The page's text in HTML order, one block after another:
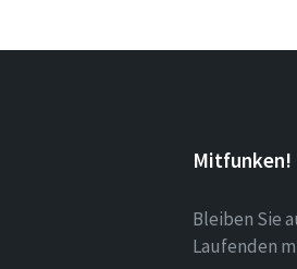
Mitfunken!
Bleiben Sie
Laufenden